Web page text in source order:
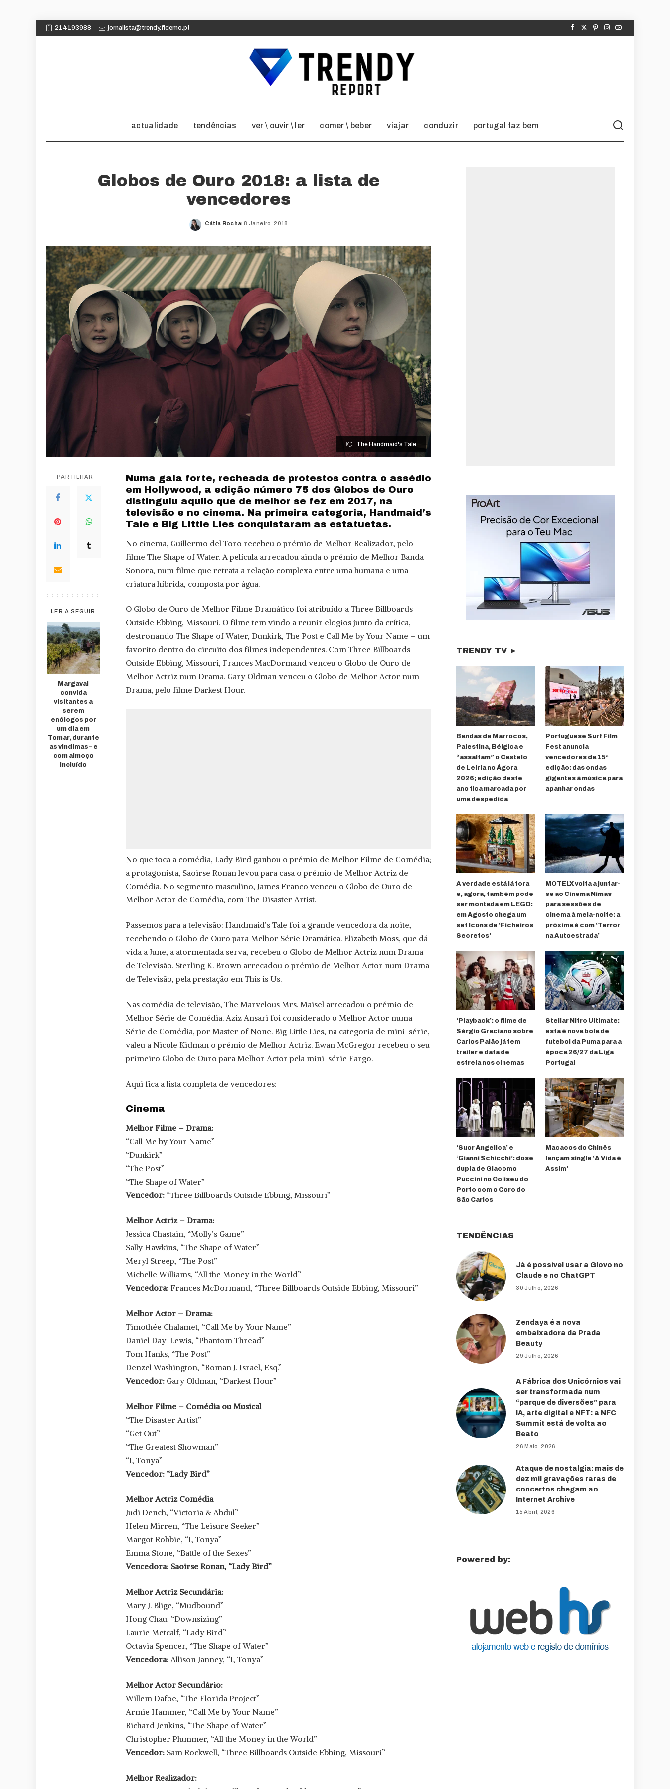
214193988 jornalista@trendy.fidemo.pt
actualidade tendências ver \ ouvir \ ler comer \ beber viajar conduzir portugal faz bem
Globos de Ouro 2018: a lista de
vencedores
Posted
Cátia Rocha 8 Janeiro, 2018
The Handmaid's Tale
PARTILHAR
LER A SEGUIR
Margaval
convida
visitantes a
serem
enólogos por
um dia em
Tomar, durante
as vindimas – e
com almoço
incluído
Numa gala forte, recheada de protestos contra o assédio
em Hollywood, a edição número 75 dos Globos de Ouro
distinguiu aquilo que de melhor se fez em 2017, na
televisão e no cinema. Na primeira categoria, Handmaid’s
Tale e Big Little Lies conquistaram as estatuetas.
No cinema, Guillermo del Toro recebeu o prémio de Melhor Realizador, pelo
filme The Shape of Water. A película arrecadou ainda o prémio de Melhor Banda
Sonora, num filme que retrata a relação complexa entre uma humana e uma
criatura híbrida, composta por água.
O Globo de Ouro de Melhor Filme Dramático foi atribuído a Three Billboards
Outside Ebbing, Missouri. O filme tem vindo a reunir elogios junto da crítica,
destronando The Shape of Water, Dunkirk, The Post e Call Me by Your Name – um
favorito dentro do circuito dos filmes independentes. Com Three Billboards
Outside Ebbing, Missouri, Frances MacDormand venceu o Globo de Ouro de
Melhor Actriz num Drama. Gary Oldman venceu o Globo de Melhor Actor num
Drama, pelo filme Darkest Hour.
No que toca a comédia, Lady Bird ganhou o prémio de Melhor Filme de Comédia;
a protagonista, Saoirse Ronan levou para casa o prémio de Melhor Actriz de
Comédia. No segmento masculino, James Franco venceu o Globo de Ouro de
Melhor Actor de Comédia, com The Disaster Artist.
Passemos para a televisão: Handmaid’s Tale foi a grande vencedora da noite,
recebendo o Globo de Ouro para Melhor Série Dramática. Elizabeth Moss, que dá
vida a June, a atormentada serva, recebeu o Globo de Melhor Actriz num Drama
de Televisão. Sterling K. Brown arrecadou o prémio de Melhor Actor num Drama
de Televisão, pela prestação em This is Us.
Nas comédia de televisão, The Marvelous Mrs. Maisel arrecadou o prémio de
Melhor Série de Comédia. Aziz Ansari foi considerado o Melhor Actor numa
Série de Comédia, por Master of None. Big Little Lies, na categoria de mini-série,
valeu a Nicole Kidman o prémio de Melhor Actriz. Ewan McGregor recebeu o seu
primeiro Globo de Ouro para Melhor Actor pela mini-série Fargo.
Aqui fica a lista completa de vencedores:
Cinema
Melhor Filme – Drama:
“Call Me by Your Name”
“Dunkirk”
“The Post”
“The Shape of Water”
Vencedor: “Three Billboards Outside Ebbing, Missouri”
Melhor Actriz – Drama:
Jessica Chastain, “Molly’s Game”
Sally Hawkins, “The Shape of Water”
Meryl Streep, “The Post”
Michelle Williams, “All the Money in the World”
Vencedora: Frances McDormand, “Three Billboards Outside Ebbing, Missouri”
Melhor Actor – Drama:
Timothée Chalamet, “Call Me by Your Name”
Daniel Day-Lewis, “Phantom Thread”
Tom Hanks, “The Post”
Denzel Washington, “Roman J. Israel, Esq.”
Vencedor: Gary Oldman, “Darkest Hour”
Melhor Filme – Comédia ou Musical
“The Disaster Artist”
“Get Out”
“The Greatest Showman”
“I, Tonya”
Vencedor: “Lady Bird”
Melhor Actriz Comédia
Judi Dench, “Victoria & Abdul”
Helen Mirren, “The Leisure Seeker”
Margot Robbie, “I, Tonya”
Emma Stone, “Battle of the Sexes”
Vencedora: Saoirse Ronan, “Lady Bird”
Melhor Actriz Secundária:
Mary J. Blige, “Mudbound”
Hong Chau, “Downsizing”
Laurie Metcalf, “Lady Bird”
Octavia Spencer, “The Shape of Water”
Vencedora: Allison Janney, “I, Tonya”
Melhor Actor Secundário:
Willem Dafoe, “The Florida Project”
Armie Hammer, “Call Me by Your Name”
Richard Jenkins, “The Shape of Water”
Christopher Plummer, “All the Money in the World”
Vencedor: Sam Rockwell, “Three Billboards Outside Ebbing, Missouri”
Melhor Realizador:
TRENDY TV ►
Bandas de Marrocos,
Palestina, Bélgica e
“assaltam” o Castelo
de Leiria no Ágora
2026; edição deste
ano fica marcada por
uma despedida
Portuguese Surf Film
Fest anuncia
vencedores da 15ª
edição: das ondas
gigantes à música para
apanhar ondas
A verdade está lá fora
e, agora, também pode
ser montada em LEGO:
em Agosto chega um
set Icons de ‘Ficheiros
Secretos’
MOTELX volta a juntar-
se ao Cinema Nimas
para sessões de
cinema à meia-noite: a
próxima é com ‘Terror
na Autoestrada’
‘Playback’: o filme de
Sérgio Graciano sobre
Carlos Paião já tem
trailer e data de
estreia nos cinemas
Stellar Nitro Ultimate:
esta é nova bola de
futebol da Puma para a
época 26/27 da Liga
Portugal
‘Suor Angelica’ e
‘Gianni Schicchi’: dose
dupla de Giacomo
Puccini no Coliseu do
Porto com o Coro do
São Carlos
Macacos do Chinês
lançam single ‘A Vida é
Assim’
TENDÊNCIAS
Já é possível usar a Glovo no
Claude e no ChatGPT
30 Julho, 2026
Zendaya é a nova
embaixadora da Prada
Beauty
29 Julho, 2026
A Fábrica dos Unicórnios vai
ser transformada num
“parque de diversões” para
IA, arte digital e NFT: a NFC
Summit está de volta ao
Beato
26 Maio, 2026
Ataque de nostalgia: mais de
dez mil gravações raras de
concertos chegam ao
Internet Archive
15 Abril, 2026
Powered by: